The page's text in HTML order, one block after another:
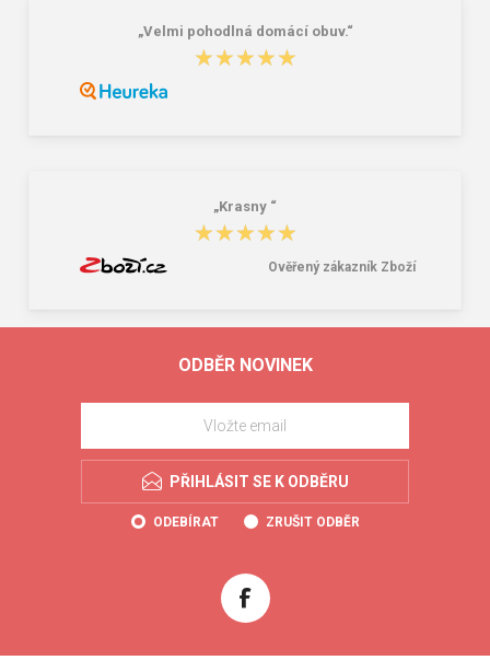
„Velmi pohodlná domácí obuv.“
★★★★★
★★★★★
„Krasny “
★★★★★
★★★★★
Ověřený zákazník Zboží
ODBĚR NOVINEK
PŘIHLÁSIT SE K ODBĚRU
ODEBÍRAT ZRUŠIT ODBĚR